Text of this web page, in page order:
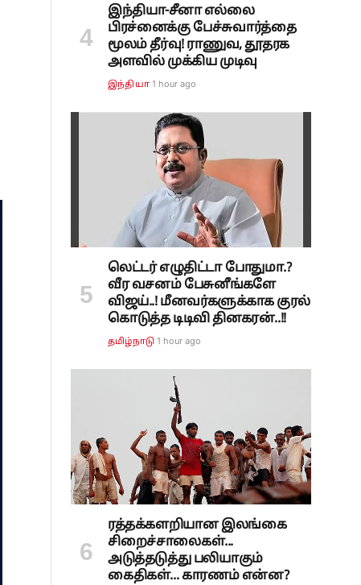
இந்தியா-சீனா எல்லை
பிரச்னைக்கு பேச்சுவார்த்தை
மூலம் தீர்வு! ராணுவ, தூதரக
அளவில் முக்கிய முடிவு
இந்தியா 1 hour ago
லெட்டர் எழுதிட்டா போதுமா.?
வீர வசனம் பேசுனீங்களே
விஜய்..! மீனவர்களுக்காக குரல்
கொடுத்த டிடிவி தினகரன்..!!
தமிழ்நாடு 1 hour ago
ரத்தக்களறியான இலங்கை
சிறைச்சாலைகள்...
அடுத்தடுத்து பலியாகும்
கைதிகள்... காரணம் என்ன?